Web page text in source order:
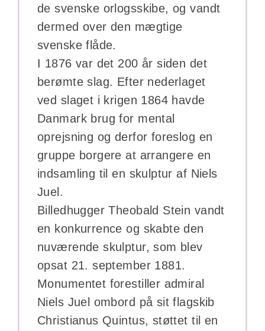
de svenske orlogsskibe, og vandt
dermed over den mægtige
svenske flåde.
I 1876 var det 200 år siden det
berømte slag. Efter nederlaget
ved slaget i krigen 1864 havde
Danmark brug for mental
oprejsning og derfor foreslog en
gruppe borgere at arrangere en
indsamling til en skulptur af Niels
Juel.
Billedhugger Theobald Stein vandt
en konkurrence og skabte den
nuværende skulptur, som blev
opsat 21. september 1881.
Monumentet forestiller admiral
Niels Juel ombord på sit flagskib
Christianus Quintus, støttet til en